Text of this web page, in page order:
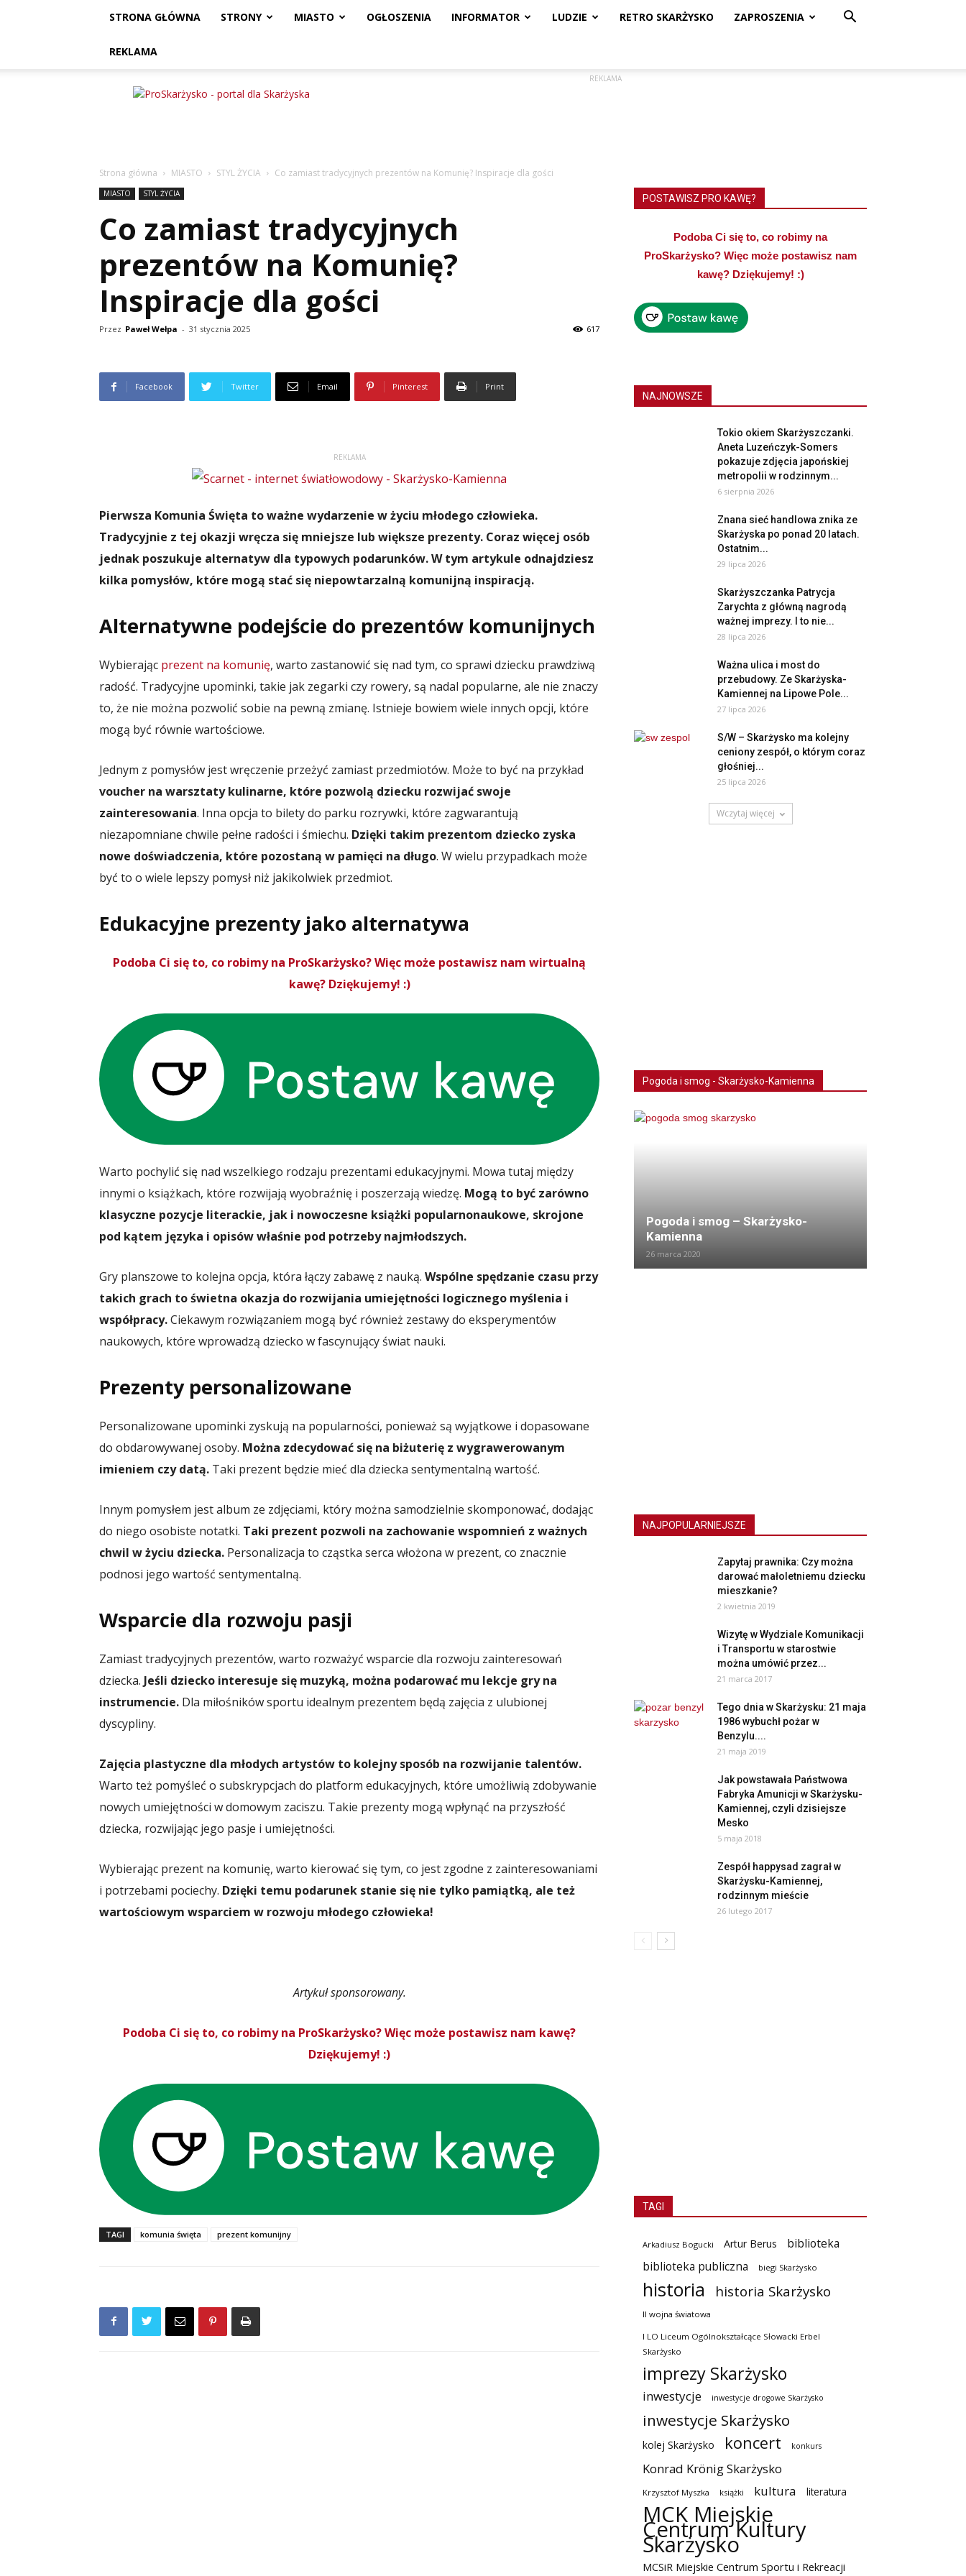
STRONA GŁÓWNA STRONY MIASTO OGŁOSZENIA INFORMATOR LUDZIE RETRO SKARŻYSKO ZAPROSZENIA
REKLAMA
ProSkarżysko
REKLAMA
Strona główna MIASTO STYL ŻYCIA Co zamiast tradycyjnych prezentów na Komunię? Inspiracje dla gości
MIASTO STYL ŻYCIA
Co zamiast tradycyjnych
prezentów na Komunię?
Inspiracje dla gości
Przez Paweł Wełpa - 31 stycznia 2025 617
Facebook Twitter Email Pinterest Print
REKLAMA
Pierwsza Komunia Święta to ważne wydarzenie w życiu młodego człowieka.
Tradycyjnie z tej okazji wręcza się mniejsze lub większe prezenty. Coraz więcej osób
jednak poszukuje alternatyw dla typowych podarunków. W tym artykule odnajdziesz
kilka pomysłów, które mogą stać się niepowtarzalną komunijną inspiracją.
Alternatywne podejście do prezentów komunijnych
Wybierając prezent na komunię, warto zastanowić się nad tym, co sprawi dziecku prawdziwą
radość. Tradycyjne upominki, takie jak zegarki czy rowery, są nadal popularne, ale nie znaczy
to, że nie można pozwolić sobie na pewną zmianę. Istnieje bowiem wiele innych opcji, które
mogą być równie wartościowe.
Jednym z pomysłów jest wręczenie przeżyć zamiast przedmiotów. Może to być na przykład
voucher na warsztaty kulinarne, które pozwolą dziecku rozwijać swoje
zainteresowania. Inna opcja to bilety do parku rozrywki, które zagwarantują
niezapomniane chwile pełne radości i śmiechu. Dzięki takim prezentom dziecko zyska
nowe doświadczenia, które pozostaną w pamięci na długo. W wielu przypadkach może
być to o wiele lepszy pomysł niż jakikolwiek przedmiot.
Edukacyjne prezenty jako alternatywa
Podoba Ci się to, co robimy na ProSkarżysko? Więc może postawisz nam wirtualną
kawę? Dziękujemy! :)
Warto pochylić się nad wszelkiego rodzaju prezentami edukacyjnymi. Mowa tutaj między
innymi o książkach, które rozwijają wyobraźnię i poszerzają wiedzę. Mogą to być zarówno
klasyczne pozycje literackie, jak i nowoczesne książki popularnonaukowe, skrojone
pod kątem języka i opisów właśnie pod potrzeby najmłodszych.
Gry planszowe to kolejna opcja, która łączy zabawę z nauką. Wspólne spędzanie czasu przy
takich grach to świetna okazja do rozwijania umiejętności logicznego myślenia i
współpracy.Ciekawym rozwiązaniem mogą być również zestawy do eksperymentów
naukowych, które wprowadzą dziecko w fascynujący świat nauki.
Prezenty personalizowane
Personalizowane upominki zyskują na popularności, ponieważ są wyjątkowe i dopasowane
do obdarowywanej osoby. Można zdecydować się na biżuterię z wygrawerowanym
imieniem czy datą. Taki prezent będzie mieć dla dziecka sentymentalną wartość.
Innym pomysłem jest album ze zdjęciami, który można samodzielnie skomponować, dodając
do niego osobiste notatki. Taki prezent pozwoli na zachowanie wspomnień z ważnych
chwil w życiu dziecka. Personalizacja to cząstka serca włożona w prezent, co znacznie
podnosi jego wartość sentymentalną.
Wsparcie dla rozwoju pasji
Zamiast tradycyjnych prezentów, warto rozważyć wsparcie dla rozwoju zainteresowań
dziecka. Jeśli dziecko interesuje się muzyką, można podarować mu lekcje gry na
instrumencie. Dla miłośników sportu idealnym prezentem będą zajęcia z ulubionej
dyscypliny.
Zajęcia plastyczne dla młodych artystów to kolejny sposób na rozwijanie talentów.
Warto też pomyśleć o subskrypcjach do platform edukacyjnych, które umożliwią zdobywanie
nowych umiejętności w domowym zaciszu. Takie prezenty mogą wpłynąć na przyszłość
dziecka, rozwijając jego pasje i umiejętności.
Wybierając prezent na komunię, warto kierować się tym, co jest zgodne z zainteresowaniami
i potrzebami pociechy. Dzięki temu podarunek stanie się nie tylko pamiątką, ale też
wartościowym wsparciem w rozwoju młodego człowieka!
Artykuł sponsorowany.
Podoba Ci się to, co robimy na ProSkarżysko? Więc może postawisz nam kawę?
Dziękujemy! :)
TAGI komunia święta prezent komunijny
POSTAWISZ PRO KAWĘ?
Podoba Ci się to, co robimy na
ProSkarżysko? Więc może postawisz nam
kawę? Dziękujemy! :)
NAJNOWSZE
Tokio okiem Skarżyszczanki.
Aneta Luzeńczyk-Somers
pokazuje zdjęcia japońskiej
metropolii w rodzinnym...
6 sierpnia 2026
Znana sieć handlowa znika ze
Skarżyska po ponad 20 latach.
Ostatnim...
29 lipca 2026
Skarżyszczanka Patrycja
Zarychta z główną nagrodą
ważnej imprezy. I to nie...
28 lipca 2026
Ważna ulica i most do
przebudowy. Ze Skarżyska-
Kamiennej na Lipowe Pole...
27 lipca 2026
S/W – Skarżysko ma kolejny
ceniony zespół, o którym coraz
głośniej...
25 lipca 2026
Wczytaj więcej
Pogoda i smog - Skarżysko-Kamienna
Pogoda i smog – Skarżysko-
Kamienna
26 marca 2020
NAJPOPULARNIEJSZE
Zapytaj prawnika: Czy można
darować małoletniemu dziecku
mieszkanie?
2 kwietnia 2019
Wizytę w Wydziale Komunikacji
i Transportu w starostwie
można umówić przez...
21 marca 2017
Tego dnia w Skarżysku: 21 maja
1986 wybuchł pożar w
Benzylu....
21 maja 2019
Jak powstawała Państwowa
Fabryka Amunicji w Skarżysku-
Kamiennej, czyli dzisiejsze
Mesko
5 maja 2018
Zespół happysad zagrał w
Skarżysku-Kamiennej,
rodzinnym mieście
26 lutego 2017
TAGI
Arkadiusz Bogucki Artur Berus
biblioteka
biblioteka publiczna
biegi Skarżysko
historia historia Skarżysko
II wojna światowa
I LO Liceum Ogólnokształcące Słowacki Erbel
Skarżysko
imprezy Skarżysko
inwestycje inwestycje drogowe Skarżysko
inwestycje Skarżysko
kolej Skarżysko koncert konkurs
Konrad Krönig Skarżysko
Krzysztof Myszka książki kultura literatura
MCK Miejskie
Centrum Kultury
Skarżysko
MCSiR Miejskie Centrum Sportu i Rekreacji